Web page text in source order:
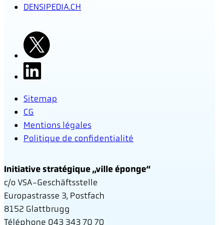
DENSIPEDIA.CH
Sitemap
CG
Mentions légales
Politique de confidentialité
Initiative stratégique „ville éponge“
c/o VSA-Geschäftsstelle
Europastrasse 3, Postfach
8152 Glattbrugg
Téléphone 043 343 70 70